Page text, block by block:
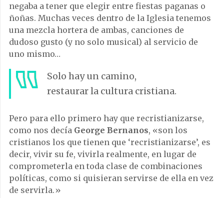
negaba a tener que elegir entre fiestas paganas o
ñoñas. Muchas veces dentro de la Iglesia tenemos
una mezcla hortera de ambas, canciones de
dudoso gusto (y no solo musical) al servicio de
uno mismo…
Solo hay un camino,
restaurar la cultura cristiana.
Pero para ello primero hay que recristianizarse,
como nos decía George Bernanos, «son los
cristianos los que tienen que ‘recristianizarse’, es
decir, vivir su fe, vivirla realmente, en lugar de
comprometerla en toda clase de combinaciones
políticas, como si quisieran servirse de ella en vez
de servirla.»